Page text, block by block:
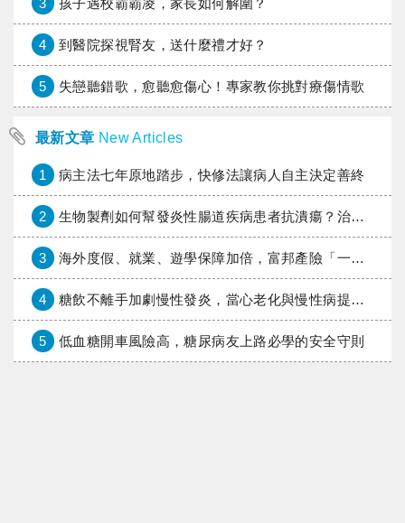
4 到醫院探視腎友，送什麼禮才好？
5 失戀聽錯歌，愈聽愈傷心！專家教你挑對療傷情歌
最新文章 New Articles
1 病主法七年原地踏步，快修法讓病人自主決定善終
2 生物製劑如何幫發炎性腸道疾病患者抗潰瘍？治療進展與健保給付困境一次看
3 海外度假、就業、遊學保障加倍，富邦產險「一期逐夢」專案加碼遠距醫療與緊急救援
4 糖飲不離手加劇慢性發炎，當心老化與慢性病提早報到
5 低血糖開車風險高，糖尿病友上路必學的安全守則